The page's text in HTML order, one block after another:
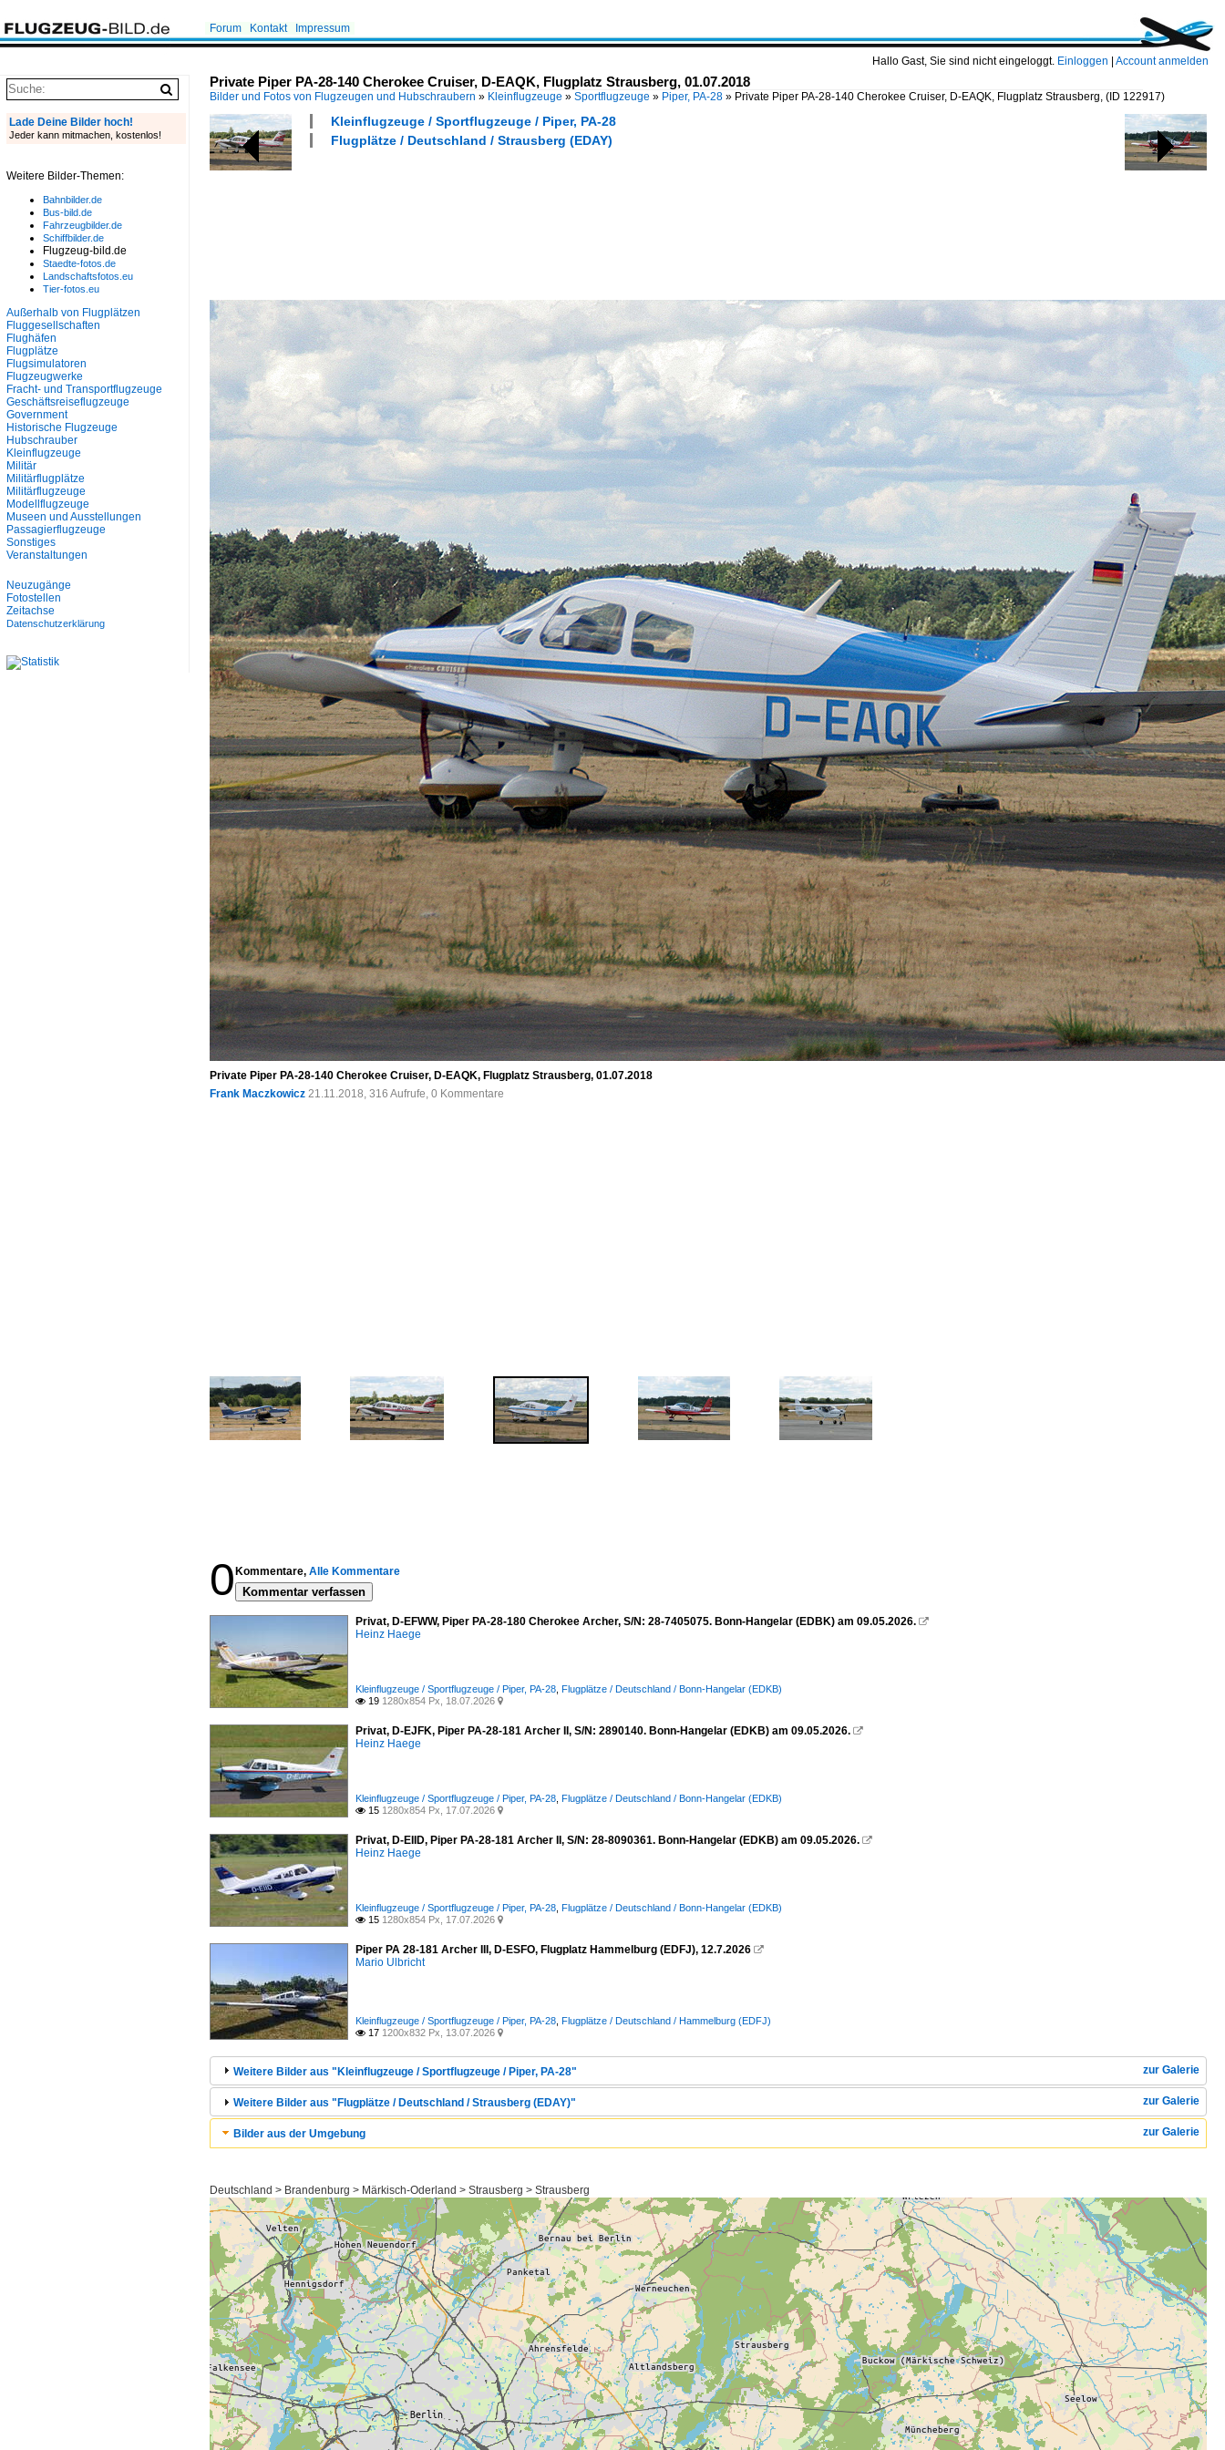
Hallo Gast, Sie sind nicht eingeloggt. Einloggen Account anmelden
Forum Kontakt Impressum
Private Piper PA-28-140 Cherokee Cruiser, D-EAQK, Flugplatz Strausberg, 01.07.2018
Bilder und Fotos von Flugzeugen und Hubschraubern » Kleinflugzeuge » Sportflugzeuge » Piper, PA-28 » Private Piper PA-28-140 Cherokee Cruiser, D-EAQK, Flugplatz Strausberg, (ID 122917)
Kleinflugzeuge / Sportflugzeuge / Piper, PA-28
Flugplätze / Deutschland / Strausberg (EDAY)
Private Piper PA-28-140 Cherokee Cruiser, D-EAQK, Flugplatz Strausberg, 01.07.2018
Frank Maczkowicz 21.11.2018, 316 Aufrufe, 0 Kommentare
0 Kommentare, Alle Kommentare
Kommentar verfassen
Privat, D-EFWW, Piper PA-28-180 Cherokee Archer, S/N: 28-7405075. Bonn-Hangelar (EDBK) am 09.05.2026. 
Heinz Haege
Kleinflugzeuge / Sportflugzeuge / Piper, PA-28 Flugplätze / Deutschland / Bonn-Hangelar (EDKB)
 19 1280x854 Px, 18.07.2026 
Privat, D-EJFK, Piper PA-28-181 Archer II, S/N: 2890140. Bonn-Hangelar (EDKB) am 09.05.2026. 
Heinz Haege
Kleinflugzeuge / Sportflugzeuge / Piper, PA-28 Flugplätze / Deutschland / Bonn-Hangelar (EDKB)
 15 1280x854 Px, 17.07.2026 
Privat, D-EIID, Piper PA-28-181 Archer II, S/N: 28-8090361. Bonn-Hangelar (EDKB) am 09.05.2026. 
Heinz Haege
Kleinflugzeuge / Sportflugzeuge / Piper, PA-28 Flugplätze / Deutschland / Bonn-Hangelar (EDKB)
 15 1280x854 Px, 17.07.2026 
Piper PA 28-181 Archer III, D-ESFO, Flugplatz Hammelburg (EDFJ), 12.7.2026 
Mario Ulbricht
Kleinflugzeuge / Sportflugzeuge / Piper, PA-28 Flugplätze / Deutschland / Hammelburg (EDFJ)
 17 1200x832 Px, 13.07.2026 
zur Galerie
Weitere Bilder aus "Kleinflugzeuge / Sportflugzeuge / Piper, PA-28"
zur Galerie
Weitere Bilder aus "Flugplätze / Deutschland / Strausberg (EDAY)"
zur Galerie
Bilder aus der Umgebung
Deutschland > Brandenburg > Märkisch-Oderland > Strausberg > Strausberg
Lade Deine Bilder hoch!
Jeder kann mitmachen, kostenlos!
Weitere Bilder-Themen:
Bahnbilder.de
Bus-bild.de
Fahrzeugbilder.de
Schiffbilder.de
Flugzeug-bild.de
Staedte-fotos.de
Landschaftsfotos.eu
Tier-fotos.eu
Außerhalb von Flugplätzen
Fluggesellschaften
Flughäfen
Flugplätze
Flugsimulatoren
Flugzeugwerke
Fracht- und Transportflugzeuge
Geschäftsreiseflugzeuge
Government
Historische Flugzeuge
Hubschrauber
Kleinflugzeuge
Militär
Militärflugplätze
Militärflugzeuge
Modellflugzeuge
Museen und Ausstellungen
Passagierflugzeuge
Sonstiges
Veranstaltungen
Neuzugänge
Fotostellen
Zeitachse
Datenschutzerklärung